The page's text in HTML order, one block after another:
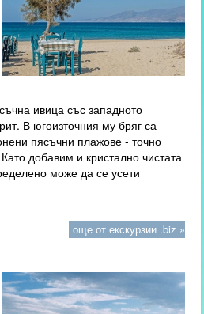
ивица със западното
В югоизточния му бряг са
пясъчни плажове - точно
добавим и кристално чистата
може да се усети
още от екскурзии .biz »